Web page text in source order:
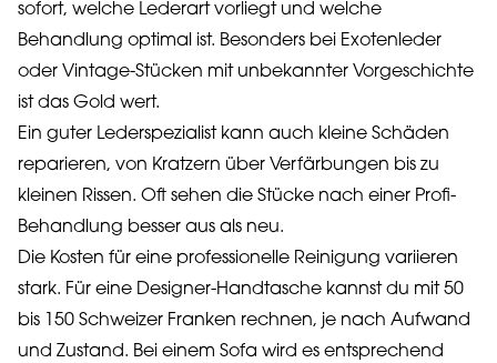
sofort, welche Lederart vorliegt und welche
Behandlung optimal ist. Besonders bei Exotenleder
oder Vintage-Stücken mit unbekannter Vorgeschichte
ist das Gold wert.
Ein guter Lederspezialist kann auch kleine Schäden
reparieren, von Kratzern über Verfärbungen bis zu
kleinen Rissen. Oft sehen die Stücke nach einer Profi-
Behandlung besser aus als neu.
Die Kosten für eine professionelle Reinigung variieren
stark. Für eine Designer-Handtasche kannst du mit 50
bis 150 Schweizer Franken rechnen, je nach Aufwand
und Zustand. Bei einem Sofa wird es entsprechend